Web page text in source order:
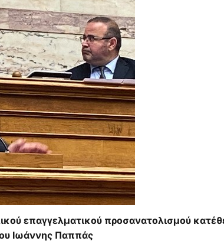
επαγγελματικού προσανατολισμού
Ιωάννης Παππάς